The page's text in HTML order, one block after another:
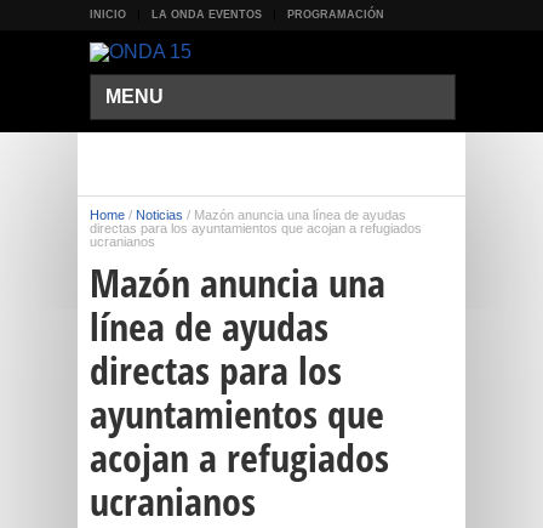
INICIO LA ONDA EVENTOS PROGRAMACIÓN
MENU
Home / Noticias / Mazón anuncia una línea de ayudas
directas para los ayuntamientos que acojan a refugiados
ucranianos
Mazón anuncia una
línea de ayudas
directas para los
ayuntamientos que
acojan a refugiados
ucranianos